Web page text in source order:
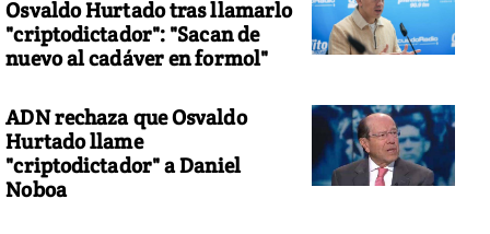
Osvaldo Hurtado tras llamarlo
"criptodictador": "Sacan de
nuevo al cadáver en formol"
ADN rechaza que Osvaldo
Hurtado llame
"criptodictador" a Daniel
Noboa